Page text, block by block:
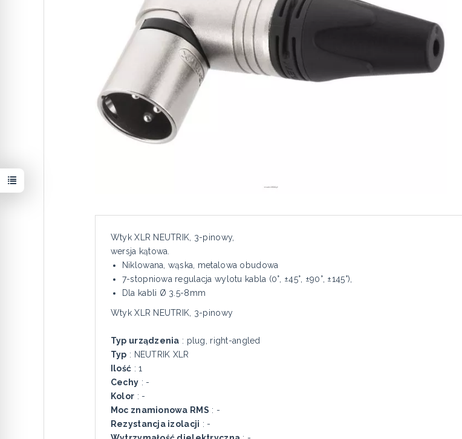
Wtyk XLR NEUTRIK, 3-pinowy,
wersja kątowa.
Niklowana, wąska, metalowa obudowa
7-stopniowa regulacja wylotu kabla (0°, ±45°, ±90°, ±145°),
Dla kabli Ø 3.5-8mm
Wtyk XLR NEUTRIK, 3-pinowy
Typ urządzenia : plug, right-angled
Typ : NEUTRIK XLR
Ilość : 1
Cechy : -
Kolor : -
Moc znamionowa RMS : -
Rezystancja izolacji : -